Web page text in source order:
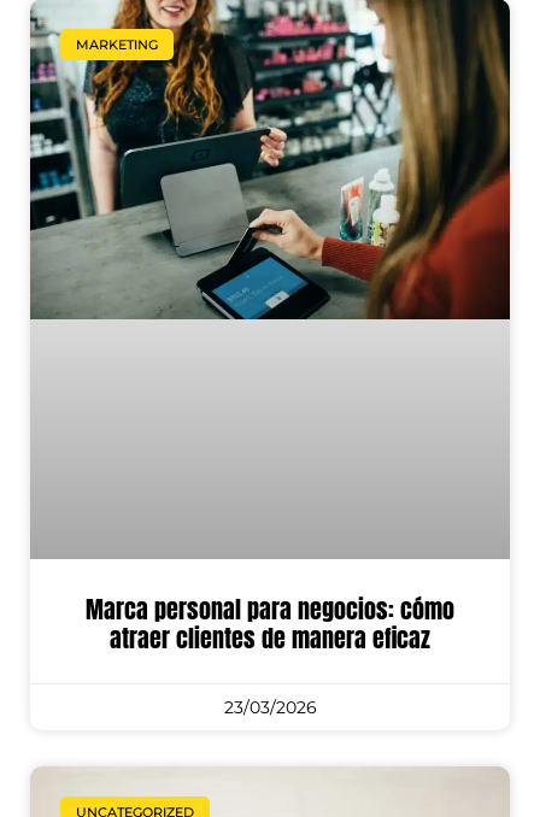
MARKETING
Marca personal para negocios: cómo
atraer clientes de manera eficaz
23/03/2026
UNCATEGORIZED